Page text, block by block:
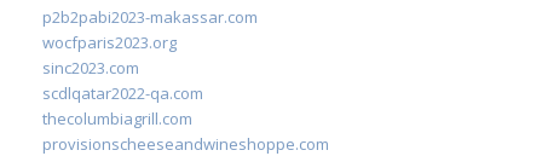
p2b2pabi2023-makassar.com
wocfparis2023.org
sinc2023.com
scdlqatar2022-qa.com
thecolumbiagrill.com
provisionscheeseandwineshoppe.com